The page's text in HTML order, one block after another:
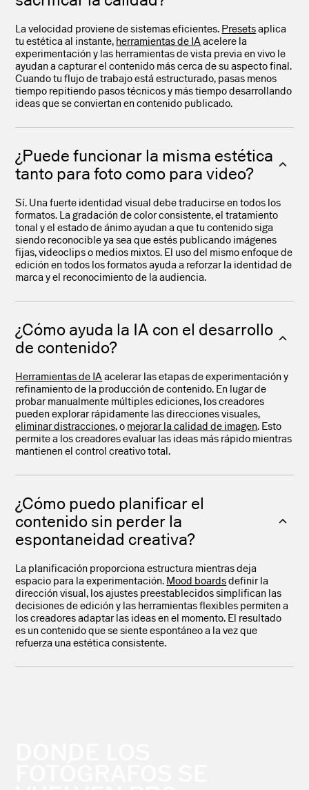
La velocidad proviene de sistemas eficientes. Presetsaplica
tu estética al instante, herramientas de IA acelere la
experimentación y las herramientas de vista previa en vivo le
ayudan a capturar el contenido más cerca de su aspecto final.
Cuando tu flujo de trabajo está estructurado, pasas menos
tiempo repitiendo pasos técnicos y más tiempo desarrollando
ideas que se conviertan en contenido publicado.
¿Puede funcionar la misma estética
tanto para foto como para video?
Sí. Una fuerte identidad visual debe traducirse en todos los
formatos. La gradación de color consistente, el tratamiento
tonal y el estado de ánimo ayudan a que tu contenido siga
siendo reconocible ya sea que estés publicando imágenes
fijas, videoclips o medios mixtos. El uso del mismo enfoque de
edición en todos los formatos ayuda a reforzar la identidad de
marca y el reconocimiento de la audiencia.
¿Cómo ayuda la IA con el desarrollo
de contenido?
Herramientas de IA acelerar las etapas de experimentación y
refinamiento de la producción de contenido. En lugar de
probar manualmente múltiples ediciones, los creadores
pueden explorar rápidamente las direcciones visuales,
eliminar distracciones, o mejorar la calidad de imagen. Esto
permite a los creadores evaluar las ideas más rápido mientras
mantienen el control creativo total.
¿Cómo puedo planificar el
contenido sin perder la
espontaneidad creativa?
La planificación proporciona estructura mientras deja
espacio para la experimentación. Mood boardsdefinir la
dirección visual, los ajustes preestablecidos simplifican las
decisiones de edición y las herramientas flexibles permiten a
los creadores adaptar las ideas en el momento. El resultado
es un contenido que se siente espontáneo a la vez que
refuerza una estética consistente.